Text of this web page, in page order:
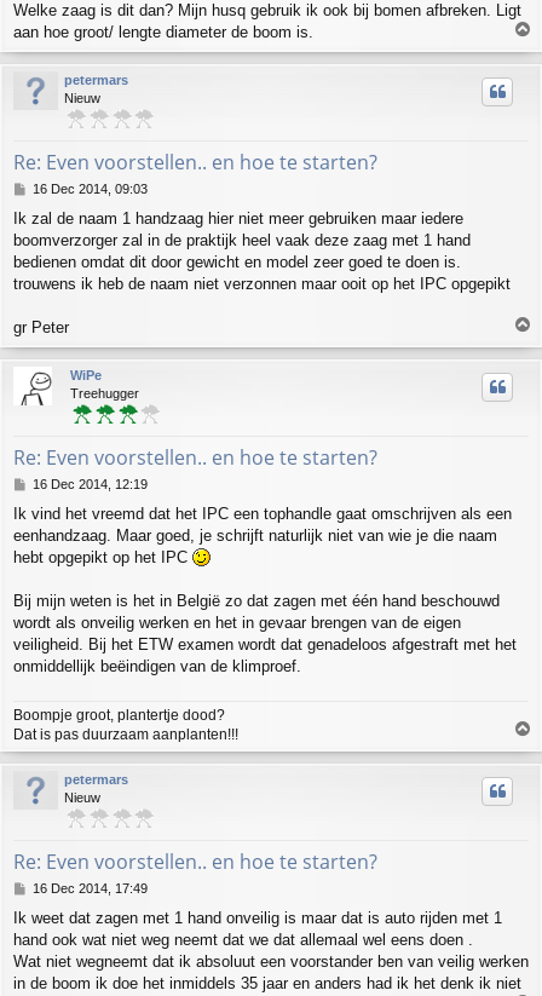
Welke zaag is dit dan? Mijn husq gebruik ik ook bij bomen afbreken. Ligt
aan hoe groot/ lengte diameter de boom is.
o
p
petermars
Nieuw
Re: Even voorstellen.. en hoe te starten?
P
s
t
16 Dec 2014, 09:03
Ik zal de naam 1 handzaag hier niet meer gebruiken maar iedere
boomverzorger zal in de praktijk heel vaak deze zaag met 1 hand
bedienen omdat dit door gewicht en model zeer goed te doen is.
trouwens ik heb de naam niet verzonnen maar ooit op het IPC opgepikt
gr Peter
o
p
WiPe
Treehugger
Re: Even voorstellen.. en hoe te starten?
P
s
t
16 Dec 2014, 12:19
Ik vind het vreemd dat het IPC een tophandle gaat omschrijven als een
eenhandzaag. Maar goed, je schrijft naturlijk niet van wie je die naam
hebt opgepikt op het IPC
Bij mijn weten is het in België zo dat zagen met één hand beschouwd
wordt als onveilig werken en het in gevaar brengen van de eigen
veiligheid. Bij het ETW examen wordt dat genadeloos afgestraft met het
onmiddellijk beëindigen van de klimproef.
Boompje groot, plantertje dood?
Dat is pas duurzaam aanplanten!!!
o
p
petermars
Nieuw
Re: Even voorstellen.. en hoe te starten?
P
s
t
16 Dec 2014, 17:49
Ik weet dat zagen met 1 hand onveilig is maar dat is auto rijden met 1
hand ook wat niet weg neemt dat we dat allemaal wel eens doen .
Wat niet wegneemt dat ik absoluut een voorstander ben van veilig werken
in de boom ik doe het inmiddels 35 jaar en anders had ik het denk ik niet